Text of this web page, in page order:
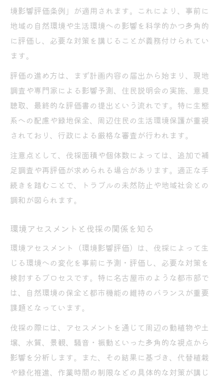
境影響評価条例」が適用されます。これにより、事前に
地域の自然環境や生活環境への影響を科学的かつ多角的
に評価し、必要な対策を講じることが義務付けられてい
ます。
評価の進め方は、まず計画内容の届出から始まり、現地
調査や専門家による影響予測、住民説明会の実施、意見
聴取、最終的な評価書の提出という流れです。特に生態
系への配慮や緑地保全、周辺住民の生活環境保護が重視
されており、行政による厳格な審査が行われます。
注意点として、伐採面積や個体数によっては、追加で補
足調査や再評価が求められる場合があります。適正な手
続きを踏むことで、トラブルの未然防止や地域社会との
調和が図られます。
環境アセスメントと伐採の関係を知る
環境アセスメント（環境影響評価）は、伐採によって生
じる環境への変化を事前に予測・評価し、必要な対策を
検討するプロセスです。特に名古屋市のような都市部で
は、自然環境の保全と都市機能の維持のバランスが重要
課題となっています。
伐採の際には、アセスメントを通じて周辺の動植物や土
壌、水質、景観、騒音・振動といった多角的な視点から
影響を分析します。また、その結果に基づき、代替植栽
や緑化推進、作業時間の制限などの具体的な対策が講じ